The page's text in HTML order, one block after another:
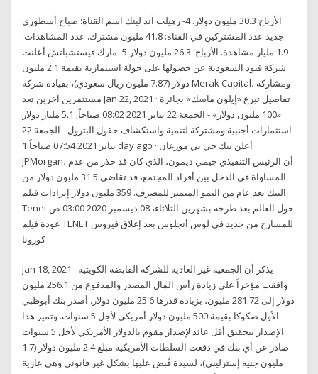
الأرباح 30.3 مليون دولار. 4- رهيلت آند لينك اسم القناة: صباح أسطوري
جديد عدد المشتركين في القناة: 41.8 مليون مشترك. عدد المشاهدات:
1.9 مليار مشاهدة. الأرباح: 26.3 مليون دولار 5- مارك فيستشباتش أعلنت
شركة قيود السعودية عن حصولها على جولة استثمارية بقيمة 2.1 مليون
دولار (7.87 مليون ريال سعودي)، بقيادة شركة Merak Capital، ومشاركة
مستثمرين آخرين.تعد Jan 22, 2021 · تفاصيل تبرع «إيلون ماسك» بجائزة
«100 مليون دولار» - الجمعة 22 يناير 2021 08:02 صباحاً; 5.1 مليار دولار
استثمارات أجنبية ومشتركة لتنمية واستكشاف حقول البترول - الجمعة 22
يناير 2021 07:54 صباحاً 1 day ago · أعلن بنك جي بي مورغان
JPMorgan، أن الرئيس التنفيذي جيمي ديمون، الذي كان قد حذر من عدم
المساواة في الدخل بين أفراد المجتمع، قد تقاضى 31.5 مليون دولار من
البنك بعد عام من النمو المتميز للمصرف. 359 مليون دولار إيرادات فيلم
Tenet حول العالم بعد طرحه بشهرين الثلاثاء، 08 ديسمبر 2020 03:00 ص
عودة فيلم TENET للمسارح من جديد فى لوس أنجلوس بعد إغلاق فيروس
كورونا
Jan 18, 2021 · يذكر أن الجمعية غير العادية للشركة القابضة الكويتية
وافقت مؤخراً على زيادة رأس المال المصدر والمدفوع من 256.1 مليون
دولار إلى 281.72 مليون، بزيادة قدرها 25.6 مليون دولار. أصدر بنك أبوظبي
الأول صكوكا بقيمة 500 مليون دولار أمريكي لأجل 5 سنوات. وتميز هذا
الإصدار بتحقيق أقل عائد لإصدار مقوم بالدولار الأمريكي لأجل 5 سنوات
صادر عن أي بنك في دفعت السلطات الأمريكية مبلغ 2.4 مليون دولار (1.7
مليون جنيه إسترليني)، لسيدة قُبض عليها بشكل غير قانوني وهي عارية